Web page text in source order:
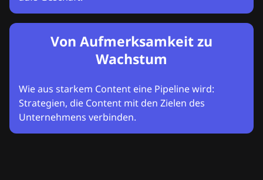
Von Aufmerksamkeit zu
Wachstum
Wie aus starkem Content eine Pipeline wird:
Strategien, die Content mit den Zielen des
Unternehmens verbinden.